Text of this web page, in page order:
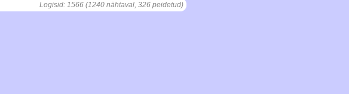
Logisid: 1566 (1240 nähtaval, 326 peidetud)